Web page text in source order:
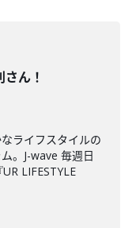
ん！
ライフスタイルの
。J-wave 毎週日
LIFESTYLE